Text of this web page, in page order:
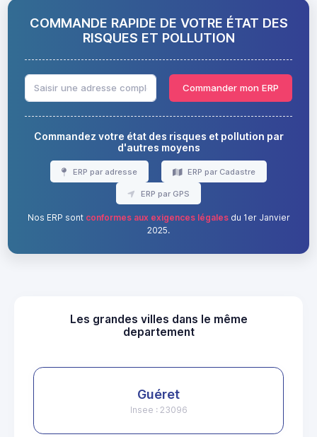
COMMANDE RAPIDE DE VOTRE ÉTAT DES
RISQUES ET POLLUTION
Commander mon ERP
Commandez votre état des risques et pollution par
d'autres moyens
ERP par adresse ERP par Cadastre
ERP par GPS
Nos ERP sont conformes aux exigences légalesdu 1er Janvier
2025.
Les grandes villes dans le même
departement
Guéret
Insee : 23096